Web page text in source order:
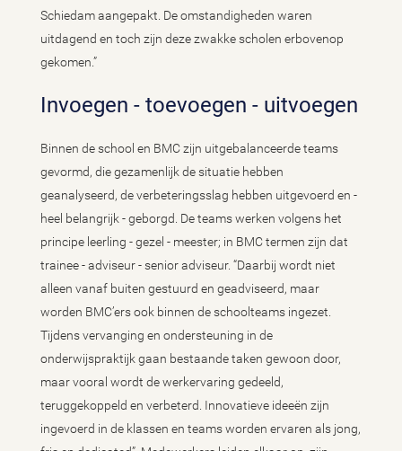
Schiedam aangepakt. De omstandigheden waren
uitdagend en toch zijn deze zwakke scholen erbovenop
gekomen.”
Invoegen - toevoegen - uitvoegen
Binnen de school en BMC zijn uitgebalanceerde teams
gevormd, die gezamenlijk de situatie hebben
geanalyseerd, de verbeteringsslag hebben uitgevoerd en -
heel belangrijk - geborgd. De teams werken volgens het
principe leerling - gezel - meester; in BMC termen zijn dat
trainee - adviseur - senior adviseur. “Daarbij wordt niet
alleen vanaf buiten gestuurd en geadviseerd, maar
worden BMC’ers ook binnen de schoolteams ingezet.
Tijdens vervanging en ondersteuning in de
onderwijspraktijk gaan bestaande taken gewoon door,
maar vooral wordt de werkervaring gedeeld,
teruggekoppeld en verbeterd. Innovatieve ideeën zijn
ingevoerd in de klassen en teams worden ervaren als jong,